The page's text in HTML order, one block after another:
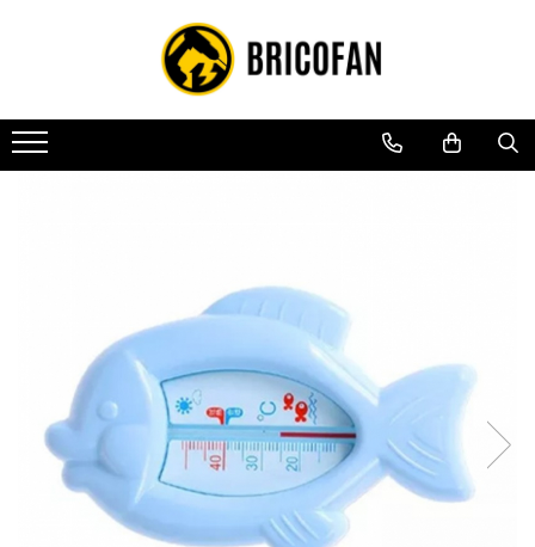
Toate Produsele
Vehicule electrice
Atv
Piese de schimb vehicule electrice
Scutere electrice
Scutere pe benzina
Tricicluri cargo fara permis
Tricicluri persoane
Trotinete electrice